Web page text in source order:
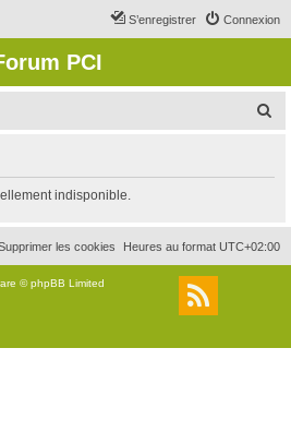
Connexion
S’enregistrer
PCI
r
c
r
indisponible.
Heures au format UTC+02:00
les cookies
© phpBB Limited